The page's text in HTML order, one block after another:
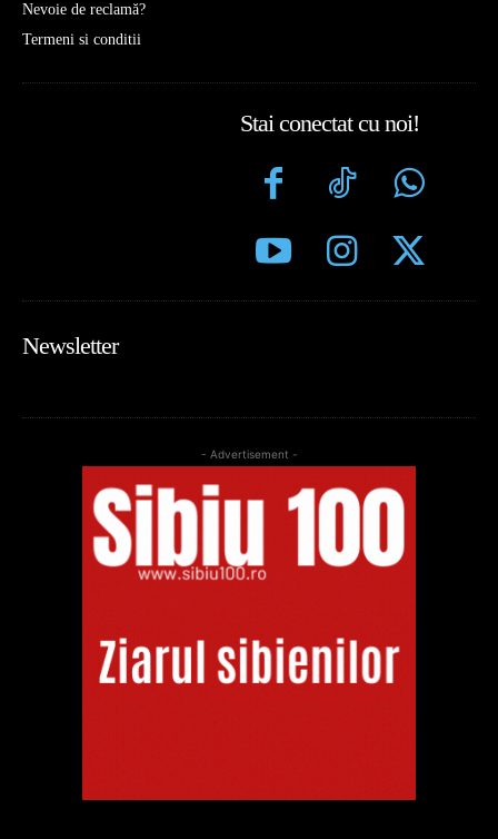
Nevoie de reclamă?
Termeni si conditii
Stai conectat cu noi!
Newsletter
- Advertisement -